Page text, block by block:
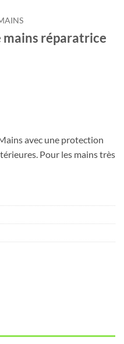
réparatrice
avec une protection
Pour les mains très